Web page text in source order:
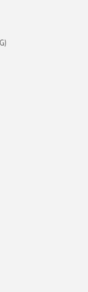
W finden zum Beispiel in
zwei kompakte
Modelle
Flexibilität bei der
140 beziehungsweise
sowie Doppel-
50 bis 150
Konstantvolumenstrom-
sowie einen
Die Bedienung erfolgt
Lüftung und
stehen zudem
Pipe-Plus-
seinen Platz
Tiefe nur 215 mm
Bad oder WC oder in
Lüftungsgerät